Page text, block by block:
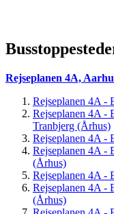
Rejseplanen 4A,
Rejseplanen 4A -
Rejseplanen 4A -
Tranbjerg (Århus)
Rejseplanen 4A -
Rejseplanen 4A -
(Århus)
Rejseplanen 4A -
Rejseplanen 4A -
(Århus)